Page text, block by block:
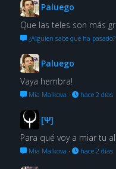
Paluego
Que las teles son más
¿Alguien sabe qué ha pasado?
Paluego
Vaya hembra!
Mia Malkova · hace 2 días
[Ψ]
Para qué voy a miar tu
Mia Malkova · hace 2 días